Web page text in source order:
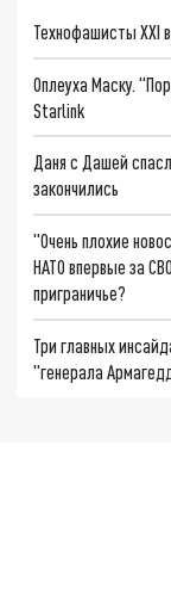
Технофашисты XXI
Оплеуха Маску.
Starlink
Даня с Дашей
закончились
"Очень плохие
НАТО впервые за
приграничье?
Три главных
"генерала